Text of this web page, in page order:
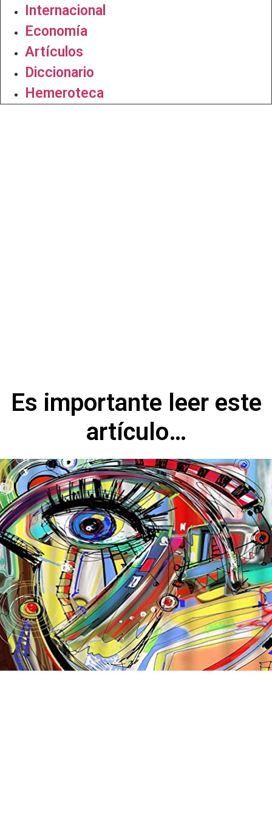
Internacional
Economía
Artículos
Diccionario
Hemeroteca
Es importante leer este
artículo…